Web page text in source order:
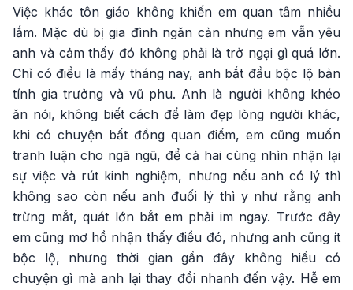
Việc khác tôn giáo không khiến em quan tâm nhiều
lắm. Mặc dù bị gia đình ngăn cản nhưng em vẫn yêu
anh và cảm thấy đó không phải là trở ngại gì quá lớn.
Chỉ có điều là mấy tháng nay, anh bắt đầu bộc lộ bản
tính gia trưởng và vũ phu. Anh là người không khéo
ăn nói, không biết cách để làm đẹp lòng người khác,
khi có chuyện bất đồng quan điểm, em cũng muốn
tranh luận cho ngã ngũ, để cả hai cùng nhìn nhận lại
sự việc và rút kinh nghiệm, nhưng nếu anh có lý thì
không sao còn nếu anh đuối lý thì y như rằng anh
trừng mắt, quát lớn bắt em phải im ngay. Trước đây
em cũng mơ hồ nhận thấy điều đó, nhưng anh cũng ít
bộc lộ, nhưng thời gian gần đây không hiểu có
chuyện gì mà anh lại thay đổi nhanh đến vậy. Hễ em